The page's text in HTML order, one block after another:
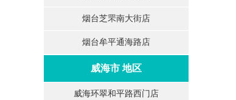
烟台芝罘南大街店
烟台牟平通海路店
威海市 地区
威海环翠和平路西门店